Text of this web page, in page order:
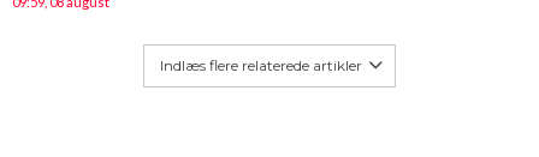
Indlæs flere relaterede artikler